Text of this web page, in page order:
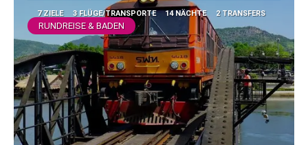
7 ZIELE 3 FLÜGE/TRANSPORTE 14 NÄCHTE 2 TRANSFERS
RUNDREISE & BADEN